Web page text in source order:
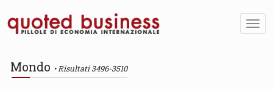
Mondo Risultati 3496-3510